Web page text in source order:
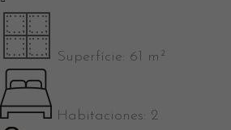
Superfície: 61 m²
Habitaciones: 2